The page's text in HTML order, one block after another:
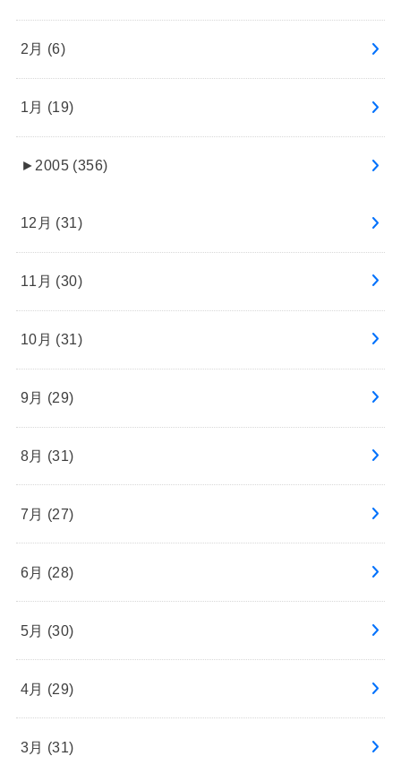
2月 (6)
1月 (19)
► 2005 (356)
12月 (31)
11月 (30)
10月 (31)
9月 (29)
8月 (31)
7月 (27)
6月 (28)
5月 (30)
4月 (29)
3月 (31)